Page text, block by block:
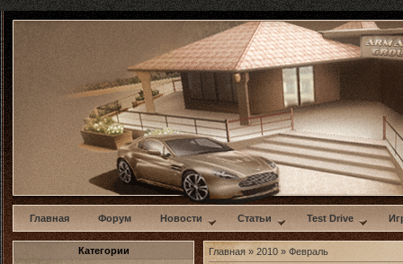
w
Главная Форум Новости Статьи Test Drive
Категории
Главная » 2010 » Февраль